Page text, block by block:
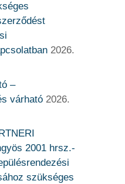
2026.
–
várható 2026.
2001 hrsz.-
szükséges